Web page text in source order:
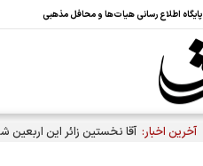
پایگاه اطلاع رسانی هیات‌ها و محافل مذهبی
آخرین اخبار: آقا نخستین زائر این اربعین